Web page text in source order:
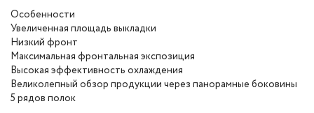
Особенности
Увеличенная площадь выкладки
Низкий фронт
Максимальная фронтальная экспозиция
Высокая эффективность охлаждения
Великолепный обзор продукции через панорамные боковины
5 рядов полок